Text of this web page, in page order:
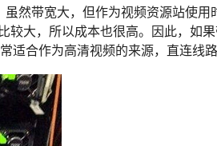
然带宽大，但作为视频资源站使
大，所以成本也很高。因此，如
合作为高清视频的来源，直连线